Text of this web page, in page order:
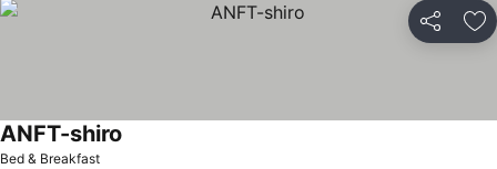
Partager
Bed & Breakfast
ANFT-shiro